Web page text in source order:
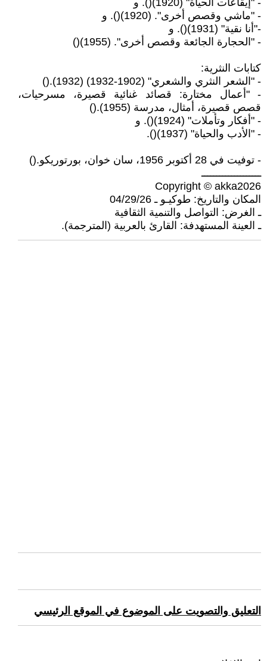
- "إيقاعات الحياة" (1920)(). و
- "ماشي وقصص أخرى". (1920)(). و
-"أنا نقية" (1931)(). و
- "الحجارة الجائعة وقصص أخرى". (1955)()
كتابات النثرية:
- "الشعر النثري والشعري" (1902-1932) (1932).()
- "أعمال مختارة: قصائد غنائية قصيرة، مسرحيات،
قصص قصيرة، أمثال، مدرسة (1955).()
- "أفكار وتأملات" (1924)(). و
- "الأدب والحياة" (1937)().
- توفيت في 28 أكتوبر 1956، سان خوان، بورتوريكو.()
ــــــــــــــــــــ
Copyright © akka2026
المكان والتاريخ: طوكيـو ـ 04/29/26
ـ الغرض: التواصل والتنمية الثقافية
ـ العينة المستهدفة: القارئ بالعربية (المترجمة).
التعليق والتصويت على الموضوع في الموقع الرئيسي